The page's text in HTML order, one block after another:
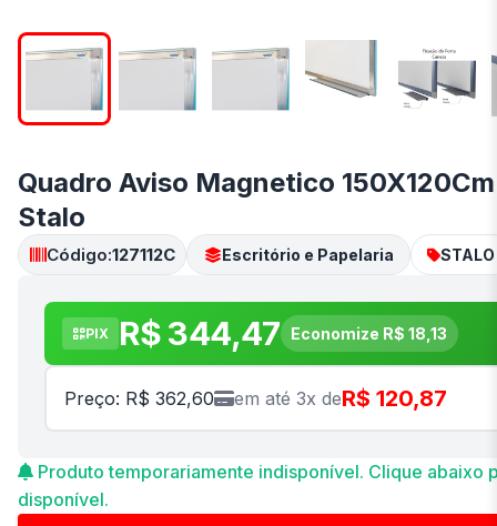
Quadro Aviso Magnetico
Stalo
Código:127112C Escritório e Papelaria STALO
PIX R$ 344,47 Economize R$ 18,13
Preço: R$ 362,60 em até 3x deR$ 120,87
Produto temporariamente indisponível. Clique abaixo
disponível.